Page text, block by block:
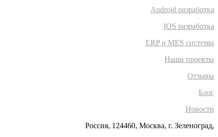
Android разработка
IOS разработка
ERP и MES системы
Наши проекты
Отзывы
Блог
Новости
Россия, 124460, Москва, г. Зеленоград,